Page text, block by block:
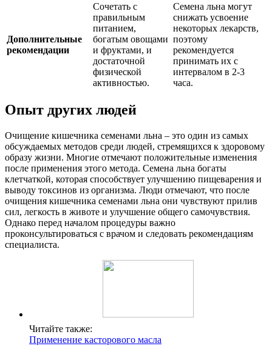
Дополнительные
рекомендации
Сочетать с
правильным
питанием,
богатым овощами
и фруктами, и
достаточной
физической
активностью.
Семена льна могут
снижать усвоение
некоторых лекарств,
поэтому
рекомендуется
принимать их с
интервалом в 2-3
часа.
Опыт других людей
Очищение кишечника семенами льна – это один из самых
обсуждаемых методов среди людей, стремящихся к здоровому
образу жизни. Многие отмечают положительные изменения
после применения этого метода. Семена льна богаты
клетчаткой, которая способствует улучшению пищеварения и
выводу токсинов из организма. Люди отмечают, что после
очищения кишечника семенами льна они чувствуют прилив
сил, легкость в животе и улучшение общего самочувствия.
Однако перед началом процедуры важно
проконсультироваться с врачом и следовать рекомендациям
специалиста.
Читайте также:
Применение касторового масла